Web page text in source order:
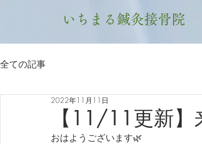
いちまる鍼灸接骨院
全ての記事
【11/11更新
2022年11月11日
おはようございます🌿